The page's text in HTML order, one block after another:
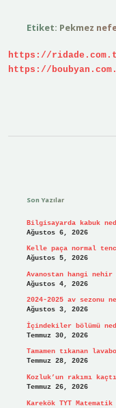
Etiket: Pekmez
https://
https://
Son Yazılar
Bilgisayarda kabuk
Ağustos 6, 2026
Kelle paça normal
Ağustos 5, 2026
Avanostan hangi
Ağustos 4, 2026
2024-2025 av sezonu
Ağustos 3, 2026
İçindekiler bölümü
Temmuz 30, 2026
Tamamen tıkanan
Temmuz 28, 2026
Kozluk’un rakımı
Temmuz 26, 2026
Karekök TYT